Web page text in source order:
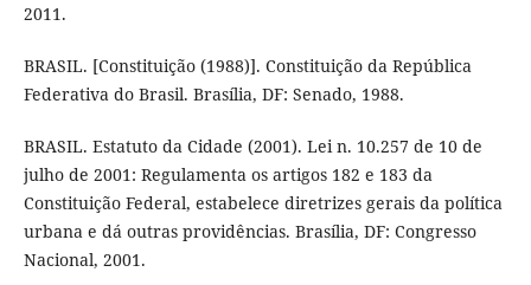
2011.
BRASIL. [Constituição (1988)]. Constituição da República
Federativa do Brasil. Brasília, DF: Senado, 1988.
BRASIL. Estatuto da Cidade (2001). Lei n. 10.257 de 10 de
julho de 2001: Regulamenta os artigos 182 e 183 da
Constituição Federal, estabelece diretrizes gerais da política
urbana e dá outras providências. Brasília, DF: Congresso
Nacional, 2001.